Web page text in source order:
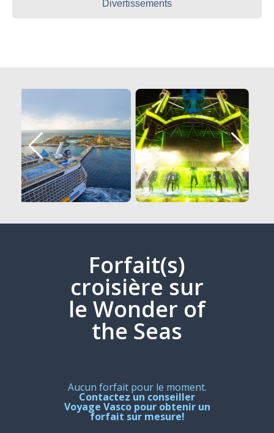
Divertissements
Forfait(s)
croisière sur
le Wonder of
the Seas
Aucun forfait pour le moment.
Contactez un conseiller
Voyage Vasco pour obtenir un
forfait sur mesure!